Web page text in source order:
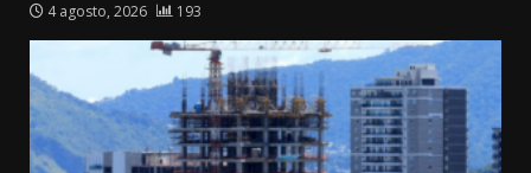
4 agosto, 2026 193